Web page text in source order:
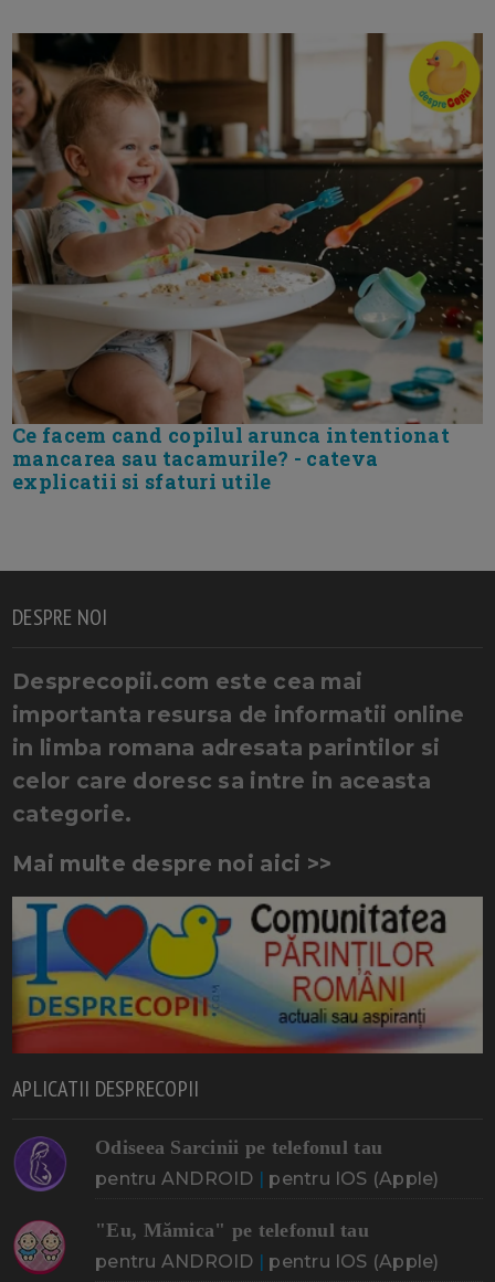
Ce facem cand copilul arunca intentionat
mancarea sau tacamurile? - cateva
explicatii si sfaturi utile
DESPRE NOI
Desprecopii.com este cea mai
importanta resursa de informatii online
in limba romana adresata parintilor si
celor care doresc sa intre in aceasta
categorie.
Mai multe despre noi aici >>
APLICATII DESPRECOPII
Odiseea Sarcinii pe telefonul tau
pentru ANDROID | pentru IOS (Apple)
"Eu, Mămica" pe telefonul tau
pentru ANDROID | pentru IOS (Apple)